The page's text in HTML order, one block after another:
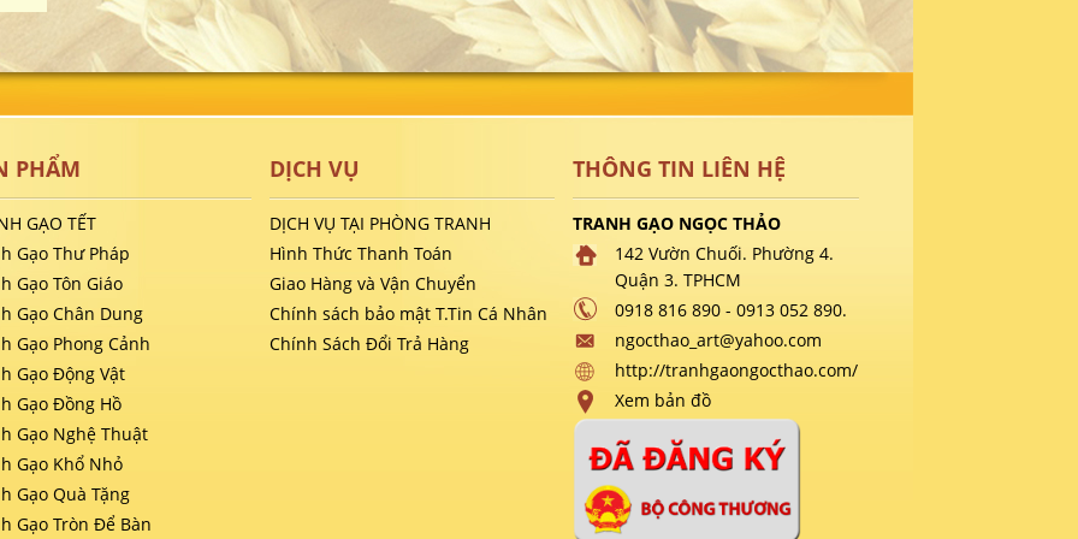
PHẨM
GẠO TẾT
Gạo Thư Pháp
Gạo Tôn Giáo
Gạo Chân Dung
Gạo Phong Cảnh
Gạo Động Vật
Gạo Đồng Hồ
Gạo Nghệ Thuật
Gạo Khổ Nhỏ
Gạo Quà Tặng
Gạo Tròn Để Bàn
DỊCH VỤ
DỊCH VỤ TẠI PHÒNG TRANH
Hình Thức Thanh Toán
Giao Hàng và Vận Chuyển
Chính sách bảo mật T.Tin Cá Nhân
Chính Sách Đổi Trả Hàng
THÔNG TIN LIÊN HỆ
TRANH GẠO NGỌC THẢO
142 Vườn Chuối. Phường 4.
Quận 3. TPHCM
0918 816 890 - 0913 052 890.
ngocthao_art@yahoo.com
http://tranhgaongocthao.com/
Xem bản đồ